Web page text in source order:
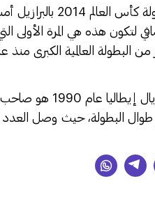
شهدت بطولة
لتكون هذه هي المرة الأولى
البطولة العالمية الكبرى منذ عام
ويعد
البطولة، حيث وصل العدد